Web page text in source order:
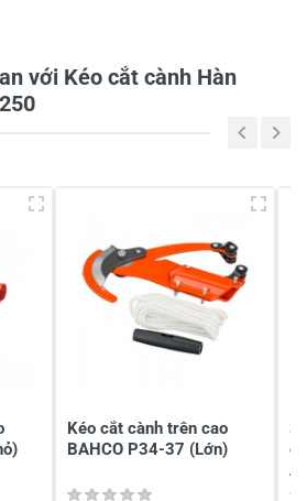
*
với Kéo cắt cành Hàn
Kéo cắt cành trên cao
BAHCO P34-37 (Lớn)